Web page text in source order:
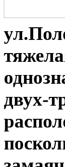
двух-